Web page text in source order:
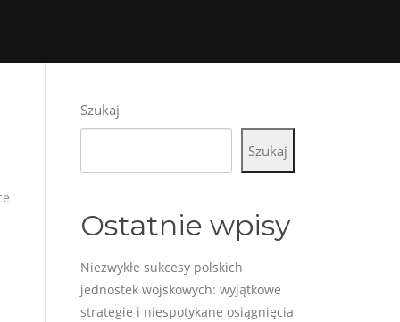
Szukaj
Szukaj
Ostatnie wpisy
Niezwykłe sukcesy polskich
jednostek wojskowych: wyjątkowe
strategie i niespotykane osiągnięcia